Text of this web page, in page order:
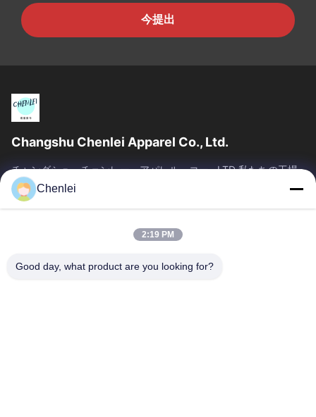
今提出
Changshu Chenlei Apparel Co., Ltd.
チャングシュ・チェンレー・アパレル・コー., LTD 私たちの工場
は2011年に設立され, 江苏省, 鈴州市に位置しています 上海空港か
ら90キロ離れた, 我々は200人以上の労働者を有し,主に編み物製
SAIKESAISI水素エナジー
ホーム
製品
Chenlei
2:19 PM
Good day, what product are you looking for?